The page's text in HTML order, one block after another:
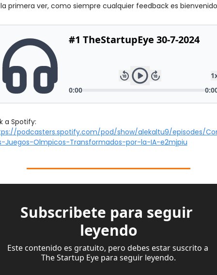
primera ver, como siempre cualquier feedback es
podcasters.spotify.com/pod/show/alekaltu9/episodes/
Juegos-Olmpicos-Transformados-por-la-IA-e2mjpiu
Subscribete para seguir
leyendo
Este contenido es gratuito, pero debes estar suscrito a
The Startup Eye para seguir leyendo.